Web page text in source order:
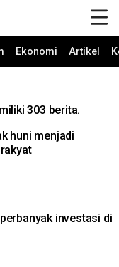
Ekonomi Artikel
303 berita.
huni menjadi
investasi di